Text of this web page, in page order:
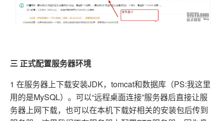
三 正式配置服务器环境
1 在服务器上下载安装JDK，tomcat和数据库（PS:我这里
用的是MySQL）。可以“远程桌面连接”服务器后直接让服
务器上网下载，也可以在本机下载好相关的安装包后传到